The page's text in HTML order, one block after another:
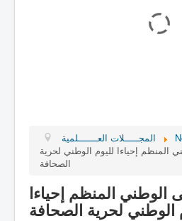
التعريـــف بالمــخبـــر
الصفحة الرئيـــــــــسية
المجـــــلات العـــــــلمية
المنظم إحياءا لليوم الوطني لحرية
الصحافة
الوطني المنظم إحياءا
الوطني لحرية الصحافة